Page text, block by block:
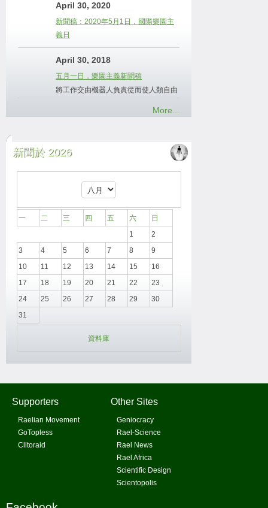
April 30, 2020
新聞稿：2020年5月1日，國際樂園主
義日
April 30, 2018
五月一日，樂園主義新聞稿
將工作交由機器人負責從而使人類自由
More...
新聞於 2026
一 二 三 四 五 六
日
1
2
3
4 5 6 7 8
9
10
11 12 13 14 15
16
17
18 19 20 21 22
23
24
25 26 27 28 29
30
31
資料庫
Supporters
Raelian Movement
GoTopless
Clitoraid
Other Sites
Geniocracy
Rael-Science
Rael News
Rael Africa
Scientific Design
Scientopolis